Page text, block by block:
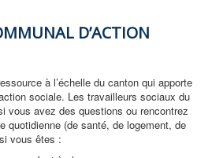
D’ACTION
à l’échelle du canton qui apporte
sociale. Les travailleurs sociaux du
vous avez des questions ou rencontrez
quotidienne (de santé, de logement, de
vous êtes :